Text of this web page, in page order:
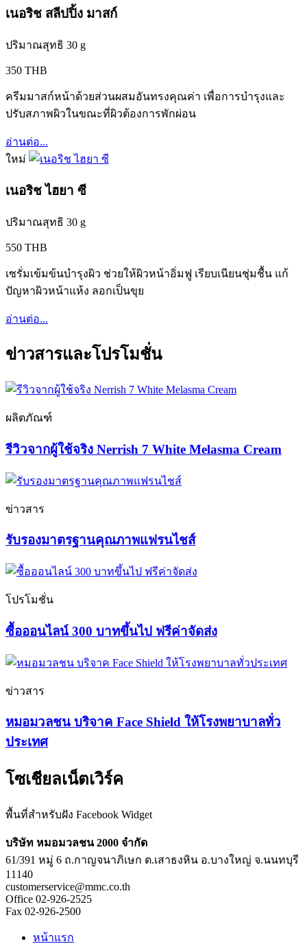
เนอริช สลีปปิ้ง มาสก์
ปริมาณสุทธิ 30 g
350 THB
ครีมมาสก์หน้าด้วยส่วนผสมอันทรงคุณค่า เพื่อการบำรุงและ
ปรับสภาพผิวในขณะที่ผิวต้องการพักผ่อน
อ่านต่อ...
ใหม่
เนอริช ไฮยา ซี
ปริมาณสุทธิ 30 g
550 THB
เซรั่มเข้มข้นบำรุงผิว ช่วยให้ผิวหน้าอิ่มฟู เรียบเนียนชุ่มชื้น แก้
ปัญหาผิวหน้าแห้ง ลอกเป็นขุย
อ่านต่อ...
ข่าวสารและโปรโมชั่น
ผลิตภัณฑ์
รีวิวจากผู้ใช้จริง Nerrish 7 White Melasma Cream
ข่าวสาร
รับรองมาตรฐานคุณภาพแฟรนไชส์
โปรโมชั่น
ซื้อออนไลน์ 300 บาทขึ้นไป ฟรีค่าจัดส่ง
ข่าวสาร
หมอมวลชน บริจาค Face Shield ให้โรงพยาบาลทั่ว
ประเทศ
โซเชียลเน็ตเวิร์ค
พื้นที่สำหรับฝัง Facebook Widget
บริษัท หมอมวลชน 2000 จำกัด
61/391 หมู่ 6 ถ.กาญจนาภิเษก ต.เสาธงหิน อ.บางใหญ่ จ.นนทบุรี
11140
customerservice@mmc.co.th
Office 02-926-2525
Fax 02-926-2500
หน้าแรก